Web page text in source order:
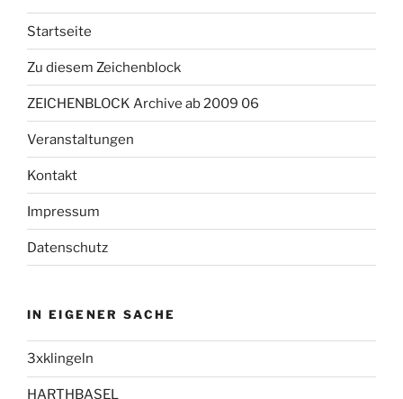
Startseite
Zu diesem Zeichenblock
ZEICHENBLOCK Archive ab 2009 06
Veranstaltungen
Kontakt
Impressum
Datenschutz
IN EIGENER SACHE
3xklingeln
HARTHBASEL